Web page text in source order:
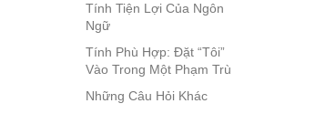
Tính Tiện Lợi Của Ngôn
Ngữ
Tính Phù Hợp: Đặt “Tôi”
Vào Trong Một Phạm Trù
Những Câu Hỏi Khác